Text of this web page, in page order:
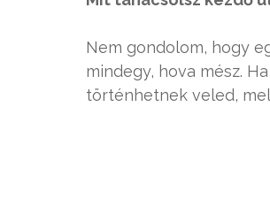
Nem gondolom, hogy
mindegy, hova mész.
történhetnek veled,